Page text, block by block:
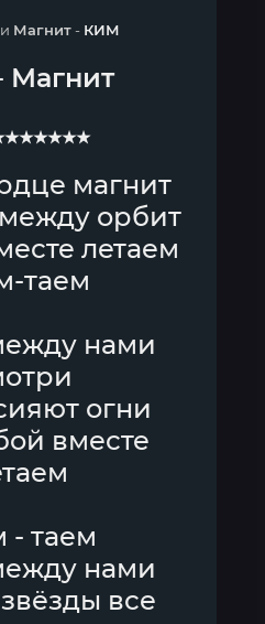
Магнит- КИМ
Магнит
магнит
орбит
летаем
таем
нами
огни
вместе
- таем
нами
все